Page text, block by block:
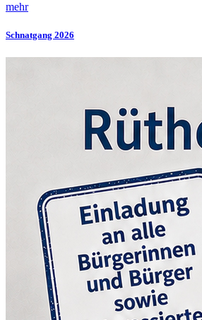
mehr
Schnatgang 2026